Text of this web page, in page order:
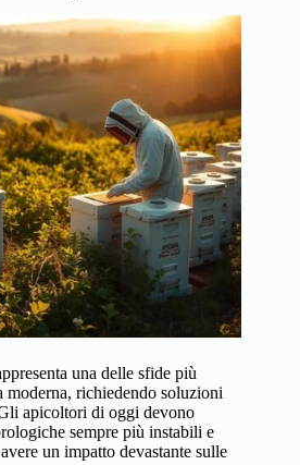
una delle sfide più
moderna, richiedendo soluzioni
apicoltori di oggi devono
sempre più instabili e
un impatto devastante sulle